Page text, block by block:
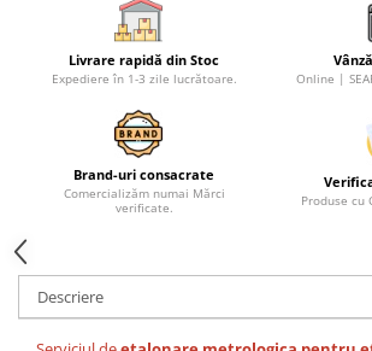
Livrare rapidă din Stoc
Expediere în 1-3 zile lucrătoare. Online |
Brand-uri consacrate
Comercializăm numai Mărci
verificate.
Produse cu
Descriere